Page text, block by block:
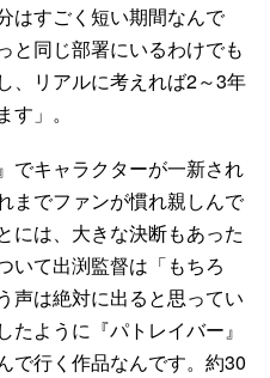
はすごく短い期間なんで
と同じ部署にいるわけでも
、リアルに考えれば2～3年
」。
でキャラクターが一新され
までファンが慣れ親しんで
には、大きな決断もあった
いて出渕監督は「もちろ
声は絶対に出ると思ってい
たように『パトレイバー』
で行く作品なんです。約30